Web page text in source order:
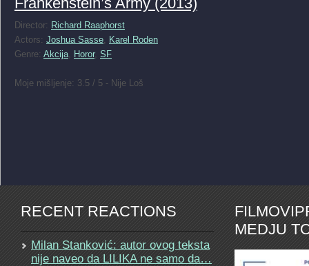
Director: Richard Raaphorst
Actors: Joshua Sasse, Karel Roden
Genre: Akcija, Horor, SF
Moje mišljenje: 3.5 / 5 - Nije Loš
RECENT REACTIONS
Milan Stanković: autor ovog teksta
nije naveo da LILIKA ne samo da…
MEDJU